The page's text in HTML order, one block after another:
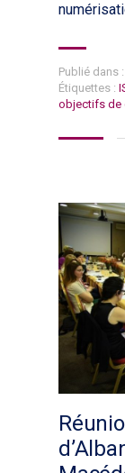
Publié dans :
Étiquettes :
objectifs de